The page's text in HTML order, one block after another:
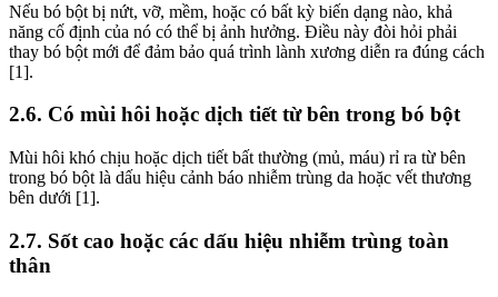
Nếu bó bột bị nứt, vỡ, mềm, hoặc có bất kỳ biến dạng nào, khả
năng cố định của nó có thể bị ảnh hưởng. Điều này đòi hỏi phải
thay bó bột mới để đảm bảo quá trình lành xương diễn ra đúng cách
[1].
2.6. Có mùi hôi hoặc dịch tiết từ bên trong bó bột
Mùi hôi khó chịu hoặc dịch tiết bất thường (mủ, máu) rỉ ra từ bên
trong bó bột là dấu hiệu cảnh báo nhiễm trùng da hoặc vết thương
bên dưới [1].
2.7. Sốt cao hoặc các dấu hiệu nhiễm trùng toàn
thân